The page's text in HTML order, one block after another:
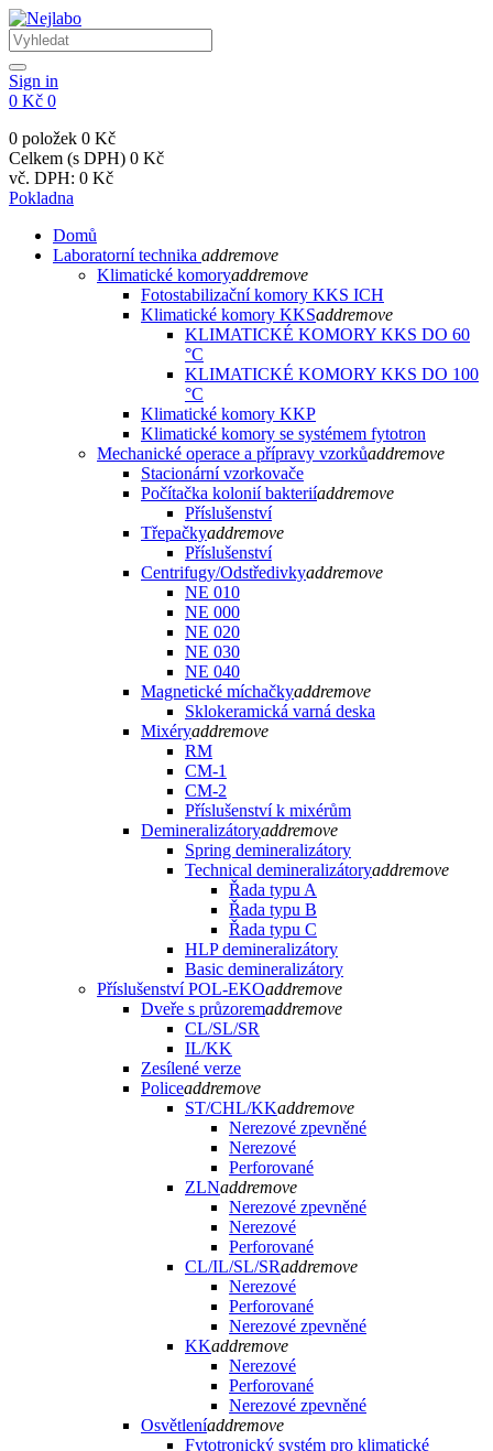
Sign in
0 Kč 0
0 položek 0 Kč
Celkem (s DPH) 0 Kč
vč. DPH: 0 Kč
Pokladna
Domů
Laboratorní technika addremove
Klimatické komoryaddremove
Fotostabilizační komory KKS ICH
Klimatické komory KKSaddremove
KLIMATICKÉ KOMORY KKS DO 60
°C
KLIMATICKÉ KOMORY KKS DO 100
°C
Klimatické komory KKP
Klimatické komory se systémem fytotron
Mechanické operace a přípravy vzorkůaddremove
Stacionární vzorkovače
Počítačka kolonií bakteriíaddremove
Příslušenství
Třepačkyaddremove
Příslušenství
Centrifugy/Odstředivkyaddremove
NE 010
NE 000
NE 020
NE 030
NE 040
Magnetické míchačkyaddremove
Sklokeramická varná deska
Mixéryaddremove
RM
CM-1
CM-2
Příslušenství k mixérům
Demineralizátoryaddremove
Spring demineralizátory
Technical demineralizátoryaddremove
Řada typu A
Řada typu B
Řada typu C
HLP demineralizátory
Basic demineralizátory
Příslušenství POL-EKOaddremove
Dveře s průzoremaddremove
CL/SL/SR
IL/KK
Zesílené verze
Policeaddremove
ST/CHL/KKaddremove
Nerezové zpevněné
Nerezové
Perforované
ZLNaddremove
Nerezové zpevněné
Nerezové
Perforované
CL/IL/SL/SRaddremove
Nerezové
Perforované
Nerezové zpevněné
KKaddremove
Nerezové
Perforované
Nerezové zpevněné
Osvětleníaddremove
Fytotronický systém pro klimatické